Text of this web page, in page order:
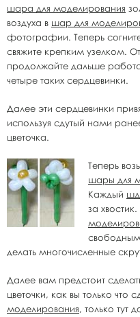
шара для моделирования
воздуха в шар для
фотографии. Теперь
свяжите крепким узелком.
продолжайте дальше
четыре таких сердцевинки.
Далее эти сердцевинки
используя сдутый нами
цветочка.
Теперь
шары для
Каждый
за
делать многочисленные
Далее вам предстоит
цветочки, как вы только что
моделирования, только тут